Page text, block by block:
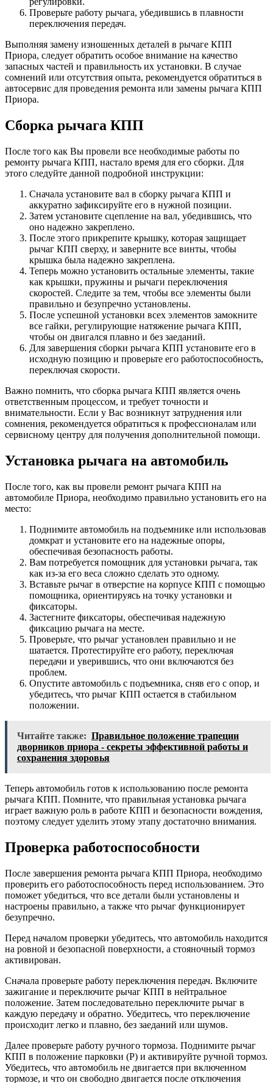
Проверьте работу рычага, убедившись в плавности
переключения передач.
Выполняя замену изношенных деталей в рычаге КПП
Приора, следует обратить особое внимание на качество
запасных частей и правильность их установки. В случае
сомнений или отсутствия опыта, рекомендуется обратиться в
автосервис для проведения ремонта или замены рычага КПП
Приора.
Сборка рычага КПП
После того как Вы провели все необходимые работы по
ремонту рычага КПП, настало время для его сборки. Для
этого следуйте данной подробной инструкции:
Сначала установите вал в сборку рычага КПП и
аккуратно зафиксируйте его в нужной позиции.
Затем установите сцепление на вал, убедившись, что
оно надежно закреплено.
После этого прикрепите крышку, которая защищает
рычаг КПП сверху, и заверните все винты, чтобы
крышка была надежно закреплена.
Теперь можно установить остальные элементы, такие
как крышки, пружины и рычаги переключения
скоростей. Следите за тем, чтобы все элементы были
правильно и безупречно установлены.
После успешной установки всех элементов замокните
все гайки, регулирующие натяжение рычага КПП,
чтобы он двигался плавно и без заеданий.
Для завершения сборки рычага КПП установите его в
исходную позицию и проверьте его работоспособность,
переключая скорости.
Важно помнить, что сборка рычага КПП является очень
ответственным процессом, и требует точности и
внимательности. Если у Вас возникнут затруднения или
сомнения, рекомендуется обратиться к профессионалам или
сервисному центру для получения дополнительной помощи.
Установка рычага на автомобиль
После того, как вы провели ремонт рычага КПП на
автомобиле Приора, необходимо правильно установить его на
место:
Поднимите автомобиль на подъемнике или использовав
домкрат и установите его на надежные опоры,
обеспечивая безопасность работы.
Вам потребуется помощник для установки рычага, так
как из-за его веса сложно сделать это одному.
Вставьте рычаг в отверстие на корпусе КПП с помощью
помощника, ориентируясь на точку установки и
фиксаторы.
Застегните фиксаторы, обеспечивая надежную
фиксацию рычага на месте.
Проверьте, что рычаг установлен правильно и не
шатается. Протестируйте его работу, переключая
передачи и уверившись, что они включаются без
проблем.
Опустите автомобиль с подъемника, сняв его с опор, и
убедитесь, что рычаг КПП остается в стабильном
положении.
Читайте также: Правильное положение трапеции
дворников приора - секреты эффективной работы и
сохранения здоровья
Теперь автомобиль готов к использованию после ремонта
рычага КПП. Помните, что правильная установка рычага
играет важную роль в работе КПП и безопасности вождения,
поэтому следует уделить этому этапу достаточно внимания.
Проверка работоспособности
После завершения ремонта рычага КПП Приора, необходимо
проверить его работоспособность перед использованием. Это
поможет убедиться, что все детали были установлены и
настроены правильно, а также что рычаг функционирует
безупречно.
Перед началом проверки убедитесь, что автомобиль находится
на ровной и безопасной поверхности, а стояночный тормоз
активирован.
Сначала проверьте работу переключения передач. Включите
зажигание и переключите рычаг КПП в нейтральное
положение. Затем последовательно переключите рычаг в
каждую передачу и обратно. Убедитесь, что переключение
происходит легко и плавно, без заеданий или шумов.
Далее проверьте работу ручного тормоза. Поднимите рычаг
КПП в положение парковки (P) и активируйте ручной тормоз.
Убедитесь, что автомобиль не двигается при включенном
тормозе, и что он свободно двигается после отключения